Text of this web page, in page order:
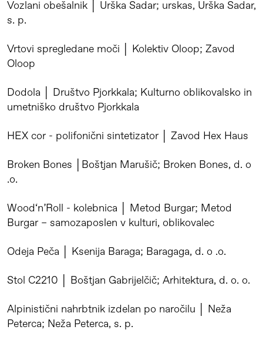
Vozlani obešalnik │ Urška Sadar; urskas, Urška Sadar,
s. p.
Vrtovi spregledane moči │ Kolektiv Oloop; Zavod
Oloop
Dodola │ Društvo Pjorkkala; Kulturno oblikovalsko in
umetniško društvo Pjorkkala
HEX cor - polifonični sintetizator │ Zavod Hex Haus
Broken Bones │Boštjan Marušič; Broken Bones, d. o
.o.
Wood‘n’Roll - kolebnica │ Metod Burgar; Metod
Burgar – samozaposlen v kulturi, oblikovalec
Odeja Peča │ Ksenija Baraga; Baragaga, d. o .o.
Stol C2210 │ Boštjan Gabrijelčič; Arhitektura, d. o. o.
Alpinistični nahrbtnik izdelan po naročilu │ Neža
Peterca; Neža Peterca, s. p.